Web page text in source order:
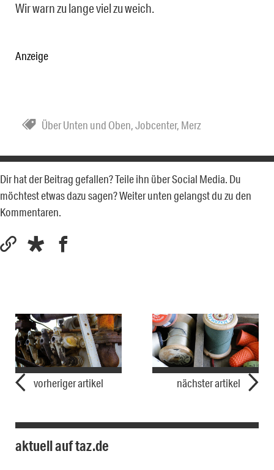
Wir warn zu lange viel zu weich.
Anzeige
Über Unten und Oben,Jobcenter, Merz
Dir hat der Beitrag gefallen? Teile ihn über Social Media. Du
möchtest etwas dazu sagen? Weiter unten gelangst du zu den
Kommentaren.
vorheriger artikel nächster artikel
aktuell auf taz.de